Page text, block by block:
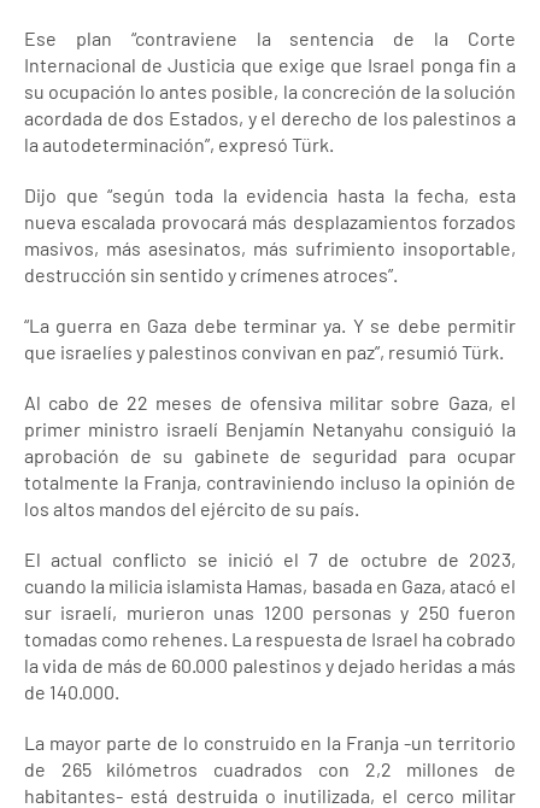
Ese plan “contraviene la sentencia de la Corte
Internacional de Justicia que exige que Israel ponga fin a
su ocupación lo antes posible, la concreción de la solución
acordada de dos Estados, y el derecho de los palestinos a
la autodeterminación”, expresó Türk.
Dijo que “según toda la evidencia hasta la fecha, esta
nueva escalada provocará más desplazamientos forzados
masivos, más asesinatos, más sufrimiento insoportable,
destrucción sin sentido y crímenes atroces”.
“La guerra en Gaza debe terminar ya. Y se debe permitir
que israelíes y palestinos convivan en paz”, resumió Türk.
Al cabo de 22 meses de ofensiva militar sobre Gaza, el
primer ministro israelí Benjamín Netanyahu consiguió la
aprobación de su gabinete de seguridad para ocupar
totalmente la Franja, contraviniendo incluso la opinión de
los altos mandos del ejército de su país.
El actual conflicto se inició el 7 de octubre de 2023,
cuando la milicia islamista Hamas, basada en Gaza, atacó el
sur israelí, murieron unas 1200 personas y 250 fueron
tomadas como rehenes. La respuesta de Israel ha cobrado
la vida de más de 60.000 palestinos y dejado heridas a más
de 140.000.
La mayor parte de lo construido en la Franja -un territorio
de 265 kilómetros cuadrados con 2,2 millones de
habitantes- está destruida o inutilizada, el cerco militar